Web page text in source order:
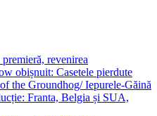
revenirea
obișnuit: Casetele pierdute
the Groundhog/ Iepurele-Găină
Franta, Belgia și SUA,